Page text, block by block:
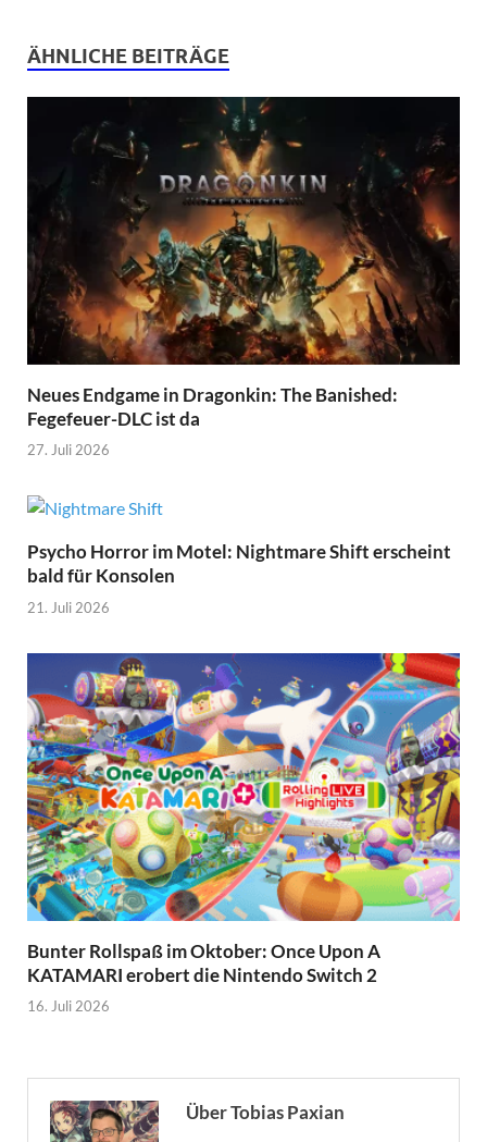
ÄHNLICHE BEITRÄGE
Neues Endgame in Dragonkin: The Banished:
Fegefeuer-DLC ist da
27. Juli 2026
Psycho Horror im Motel: Nightmare Shift erscheint
bald für Konsolen
21. Juli 2026
Bunter Rollspaß im Oktober: Once Upon A
KATAMARI erobert die Nintendo Switch 2
16. Juli 2026
Über Tobias Paxian